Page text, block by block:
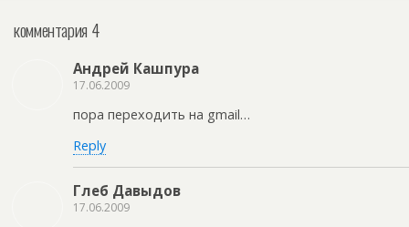
комментария 4
Андрей Кашпура
17.06.2009
пора переходить на gmail…
Reply
Глеб Давыдов
17.06.2009